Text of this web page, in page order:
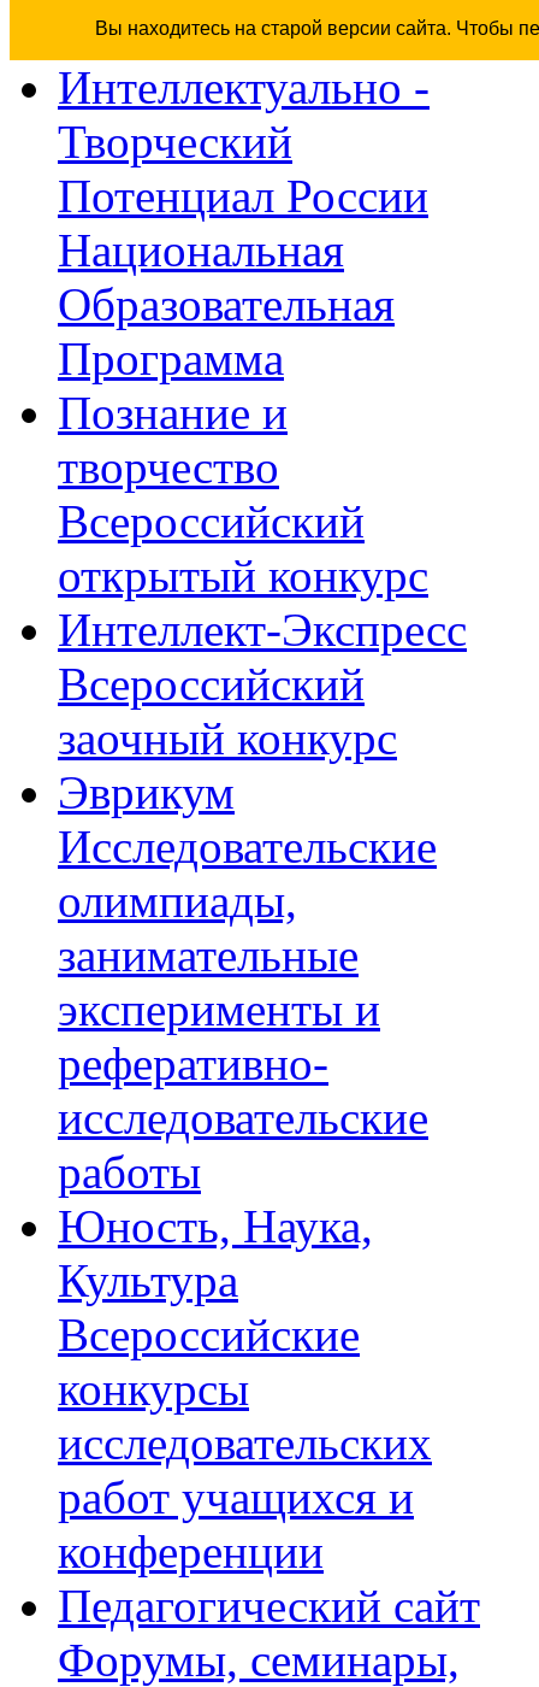
Вы находитесь на старой версии сайта. Чтобы
Интеллектуально -
Творческий
Потенциал России
Национальная
Образовательная
Программа
Познание и
творчество
Всероссийский
открытый конкурс
Интеллект-Экспресс
Всероссийский
заочный конкурс
Эврикум
Исследовательские
олимпиады,
занимательные
эксперименты и
реферативно-
исследовательские
работы
Юность, Наука,
Культура
Всероссийские
конкурсы
исследовательских
работ учащихся и
конференции
Педагогический сайт
Форумы, семинары,